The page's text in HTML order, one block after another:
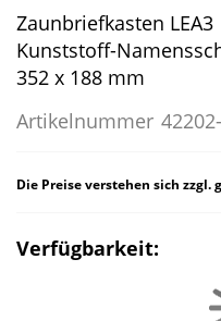
springen
Zaunbriefkasten
Kunststoff-
352 x 188 mm
Artikelnummer
Die Preise verstehen sich zzgl.
Verfügbarkeit: